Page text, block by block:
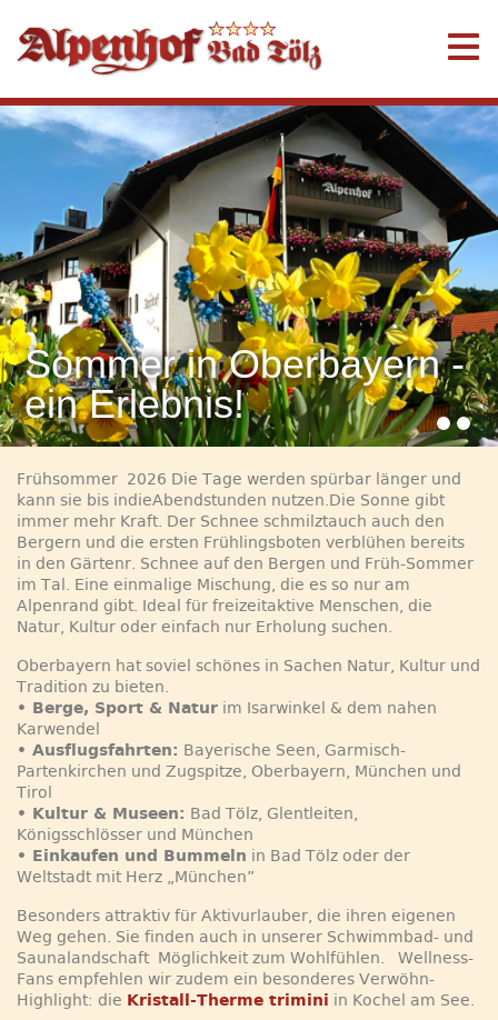
Sommer in Oberbayern -
ein Erlebnis!
Frühsommer 2026 Die Tage werden spürbar länger und
kann sie bis indieAbendstunden nutzen.Die Sonne gibt
immer mehr Kraft. Der Schnee schmilztauch auch den
Bergern und die ersten Frühlingsboten verblühen bereits
in den Gärtenr. Schnee auf den Bergen und Früh-Sommer
im Tal. Eine einmalige Mischung, die es so nur am
Alpenrand gibt. Ideal für freizeitaktive Menschen, die
Natur, Kultur oder einfach nur Erholung suchen.
Oberbayern hat soviel schönes in Sachen Natur, Kultur und
Tradition zu bieten.
• Berge, Sport & Natur im Isarwinkel & dem nahen
Karwendel
• Ausflugsfahrten: Bayerische Seen, Garmisch-
Partenkirchen und Zugspitze, Oberbayern, München und
Tirol
• Kultur & Museen: Bad Tölz, Glentleiten,
Königsschlösser und München
• Einkaufen und Bummeln in Bad Tölz oder der
Weltstadt mit Herz „München”
Besonders attraktiv für Aktivurlauber, die ihren eigenen
Weg gehen. Sie finden auch in unserer Schwimmbad- und
Saunalandschaft Möglichkeit zum Wohlfühlen. Wellness-
Fans empfehlen wir zudem ein besonderes Verwöhn-
Highlight: die Kristall-Therme trimini in Kochel am See.